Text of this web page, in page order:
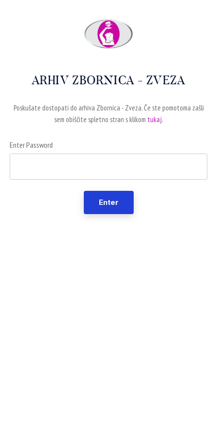
ARHIV ZBORNICA - ZVEZA
Poskušate dostopati do arhiva Zbornica - Zveza. Če ste pomotoma zašli
sem obiščite spletno stran s klikom tukaj.
Enter Password
Enter